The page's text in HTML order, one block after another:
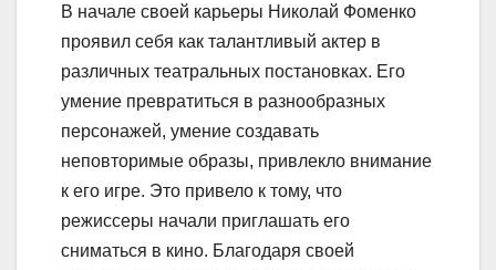
В начале своей карьеры Николай Фоменко
проявил себя как талантливый актер в
различных театральных постановках. Его
умение превратиться в разнообразных
персонажей, умение создавать
неповторимые образы, привлекло внимание
к его игре. Это привело к тому, что
режиссеры начали приглашать его
сниматься в кино. Благодаря своей